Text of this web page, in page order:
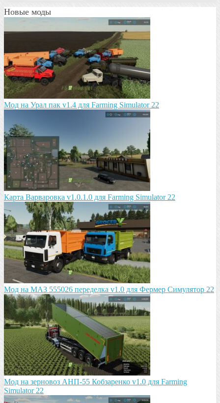
Новые моды
Мод на Урал пак v1.4 для Farming Simulator 22
Карта Варваровка v1.0.1.0 для Farming Simulator 22
Мод на МАЗ 555026 пeрeдeлка v1.0 для Фермер Симулятор 22
Мод на зeрновоз АНП-55 Кобзарeнко v1.0 для Farming
Simulator 22